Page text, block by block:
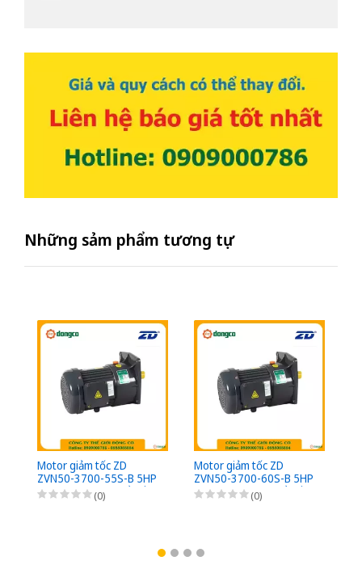
Những sảm phẩm tương tự
Motor giảm tốc ZD
ZVN50-3700-55S-B 5HP
(3,7kW) - 1/55 - kiểu lắp
Mặt bích 3 Pha
(0)
Motor giảm tốc ZD
ZVN50-3700-60S-B 5HP
(3,7kW) - 1/60 - kiểu lắp
Mặt bích 3 Pha
lưu nhanh từ AC sang
(0)